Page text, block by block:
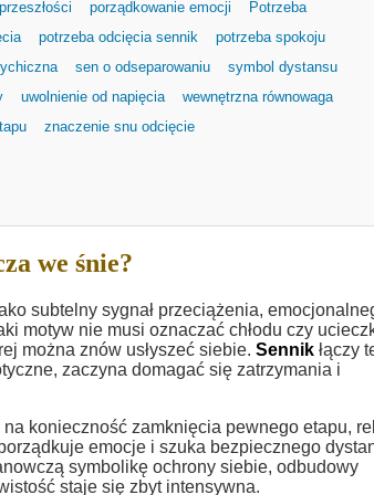
porządkowanie emocji
Potrzeba
potrzeba odcięcia sennik
potrzeba spokoju
sen o odseparowaniu
symbol dystansu
uwolnienie od napięcia
wewnętrzna równowaga
znaczenie snu odcięcie
we śnie?
subtelny sygnał przeciążenia,
motyw nie musi oznaczać chłodu czy
można znów usłyszeć siebie. Sennik łączy
zaczyna domagać się zatrzymania i
konieczność zamknięcia pewnego etapu,
emocje i szuka bezpiecznego
symbolikę ochrony siebie, odbudowy
staje się zbyt intensywna.